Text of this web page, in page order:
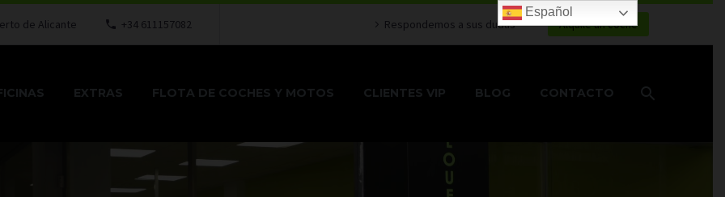
de Alicante +34 611157082 Respondemos a sus dudas Alquile un coche
EXTRAS FLOTA DE COCHES Y MOTOS CLIENTES VIP BLOG CONTACTO
Español